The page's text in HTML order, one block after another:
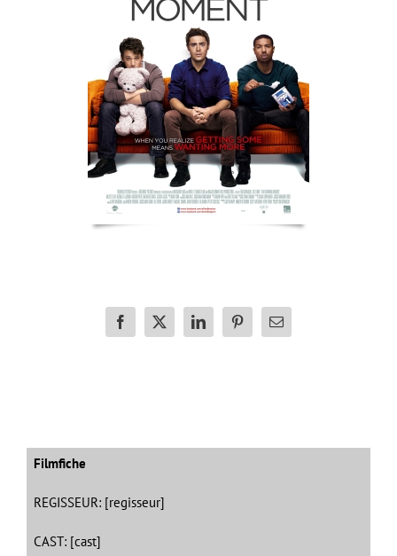
Facebook
X LinkedInPinterest
E-
mail
Filmfiche
REGISSEUR: [regisseur]
CAST: [cast]